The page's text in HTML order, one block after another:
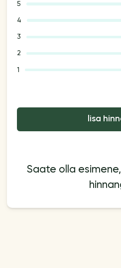
5
4
3
2
1
lisa
Saate olla